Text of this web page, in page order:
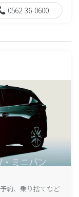
0562-36-0600
約、乗り捨てなど